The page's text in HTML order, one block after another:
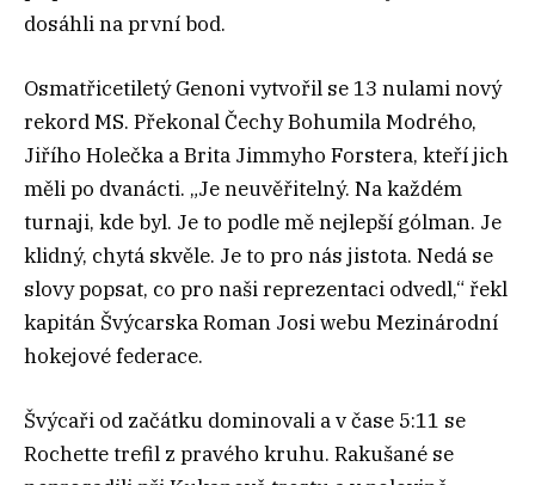
dosáhli na první bod.
Osmatřicetiletý Genoni vytvořil se 13 nulami nový
rekord MS. Překonal Čechy Bohumila Modrého,
Jiřího Holečka a Brita Jimmyho Forstera, kteří jich
měli po dvanácti. „Je neuvěřitelný. Na každém
turnaji, kde byl. Je to podle mě nejlepší gólman. Je
klidný, chytá skvěle. Je to pro nás jistota. Nedá se
slovy popsat, co pro naši reprezentaci odvedl,“ řekl
kapitán Švýcarska Roman Josi webu Mezinárodní
hokejové federace.
Švýcaři od začátku dominovali a v čase 5:11 se
Rochette trefil z pravého kruhu. Rakušané se